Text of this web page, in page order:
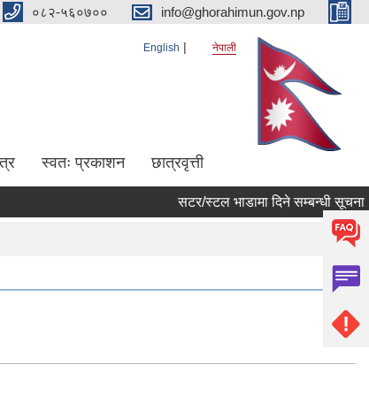
०८२-५६०७०० info@ghorahimun.gov.np
English नेपाली
स्वतः प्रकाशन छात्रवृत्ती
सटर/स्टल भाडामा दिने सम्बन्धी सूचना